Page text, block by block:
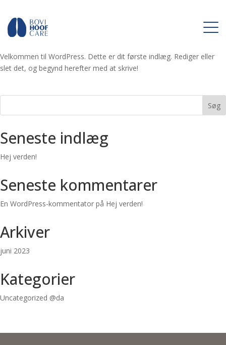
Hej verden!
byeero|jun 15, 2023
Velkommen til WordPress. Dette er dit første indlæg. Rediger eller
slet det, og begynd herefter med at skrive!
Søg
Seneste indlæg
Hej verden!
Seneste kommentarer
En WordPress-kommentator på Hej verden!
Arkiver
juni 2023
Kategorier
Uncategorized @da